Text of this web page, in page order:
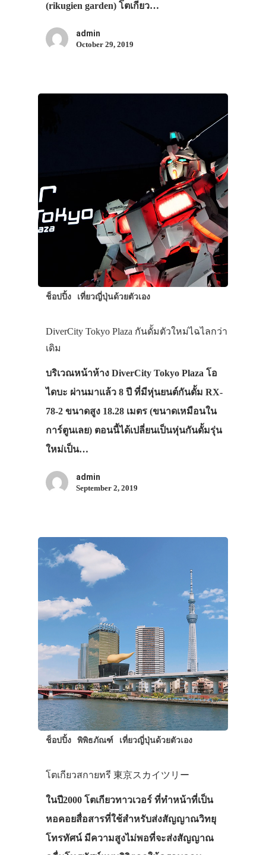
(rikugien garden) โตเกียว…
admin
October 29, 2019
ช็อปปิ้ง เที่ยวญี่ปุ่นด้วยตัวเอง
DiverCity Tokyo Plaza กันดั้มตัวใหม่ไฉไลกว่า
เดิม
บริเวณหน้าห้าง DiverCity Tokyo Plaza โอ
ไดบะ ผ่านมาแล้ว 8 ปี ที่มีหุ่นยนต์กันดั้ม RX-
78-2 ขนาดสูง 18.28 เมตร (ขนาดเหมือนใน
การ์ตูนเลย) ตอนนี้ได้เปลี่ยนเป็นหุ่นกันดั้มรุ่น
ใหม่เป็น…
admin
September 2, 2019
ช็อปปิ้ง พิพิธภัณฑ์ เที่ยวญี่ปุ่นด้วยตัวเอง
โตเกียวสกายทรี 東京スカイツリー
ในปี2000 โตเกียวทาวเวอร์ ที่ทำหน้าที่เป็น
หอคอยสื่อสารที่ใช้สำหรับส่งสัญญาณวิทยุ
โทรทัศน์ มีความสูงไม่พอที่จะส่งสัญญาณ
ประเทศญี่ปุ่น
เอง
เดินทาง
ทัวร์
ที่พัก